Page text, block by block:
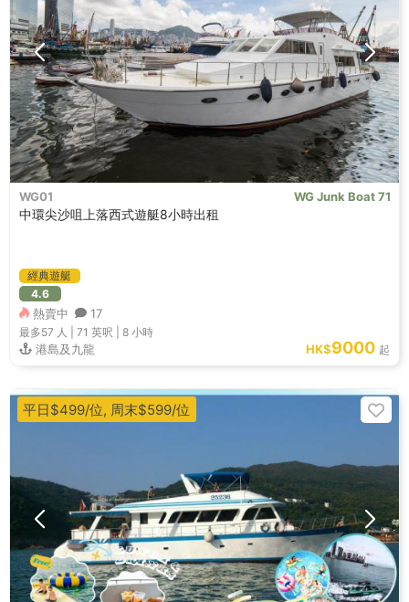
WG01 WG Junk Boat 71
中環尖沙咀上落西式遊艇8小時出租
經典遊艇
4.6
熱賣中 17
最多57 人 | 71 英呎 8 小時
港島及九龍 HK$9000 起
平日$499/位, 周末$599/位